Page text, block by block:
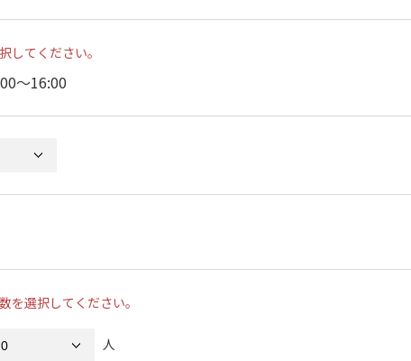
してください。
〜16:00
を選択してください。
人